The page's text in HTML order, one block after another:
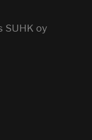
SUHK oy